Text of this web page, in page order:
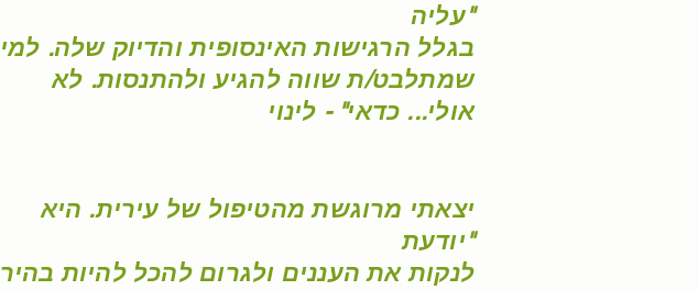
עליה"
בגלל הרגישות האינסופית והדיוק שלה. למי
שמתלבט/ת שווה להגיע ולהתנסות. לא
אולי... כדאי" - לינוי
יצאתי מרוגשת מהטיפול של עירית. היא
יודעת"
לנקות את העננים ולגרום להכל להיות בהיר